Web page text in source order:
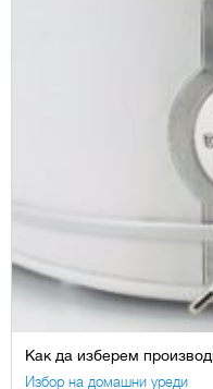
Как да изберем
Избор на домашни уреди